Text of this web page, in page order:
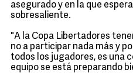
asegurado y en la que
sobresaliente.
"A la Copa Libertadores
no a participar nada más y
todos los jugadores, es una
equipo se está preparando